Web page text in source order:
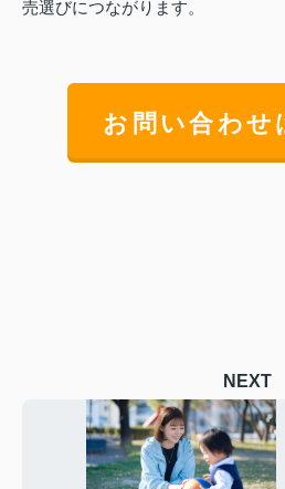
売選びにつながります。
お問い合わせ
NEXT